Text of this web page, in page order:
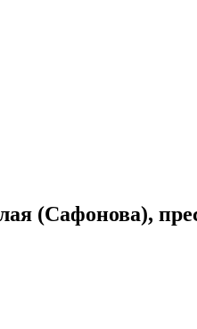
(Сафонова),